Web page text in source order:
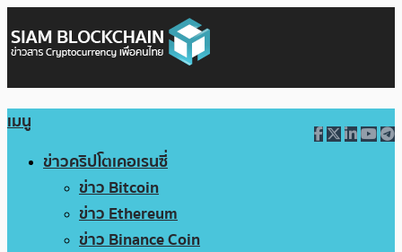
เมนู
ข่าวคริปโตเคอเรนซี่
ข่าว Bitcoin
ข่าว Ethereum
ข่าว Binance Coin